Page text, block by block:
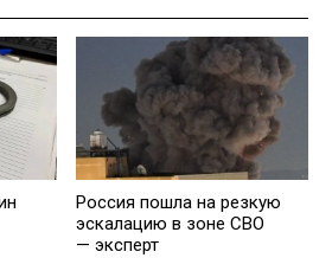
Россия пошла на резкую
эскалацию в зоне СВО
— эксперт